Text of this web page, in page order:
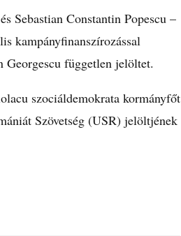
Sebastian Constantin Popescu –
kampányfinanszírozással
Georgescu független jelöltet.
szociáldemokrata kormányfőt
Szövetség (USR) jelöltjének